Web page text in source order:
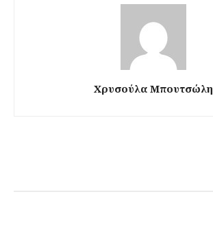
Χρυσούλα Μπουτσώλη